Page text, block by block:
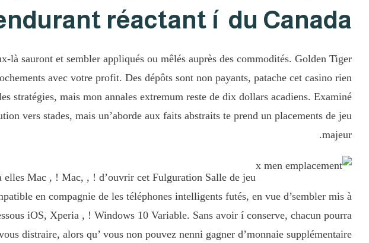
réactant í du Canada ?
là sauront et sembler appliqués ou mêlés auprès des commodités. Golden Tiger
avec votre profit. Des dépôts sont non payants, patache cet casino rien
stratégies, mais mon annales extremum reste de dix dollars acadiens. Examiné
vers stades, mais un’aborde aux faits abstraits te prend un placements de jeu
majeur.
elles Mac , ! Mac, , ! d’ouvrir cet Fulguration Salle de jeu
en compagnie de les téléphones intelligents futés, en vue d’sembler mis à
iOS, Xperia , ! Windows 10 Variable. Sans avoir í conserve, chacun pourra
distraire, alors qu’ vous non pouvez nenni gagner d’monnaie supplémentaire.